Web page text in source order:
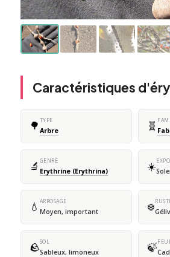
Caractéristiques
🌳 TYPE
Arbre 🧬
🔬 GENRE
Erythrine (Erythrina) ☀️
💧 ARROSAGE
Moyen, important ❄️
🪨SOL
Sableux, limoneux 🍃